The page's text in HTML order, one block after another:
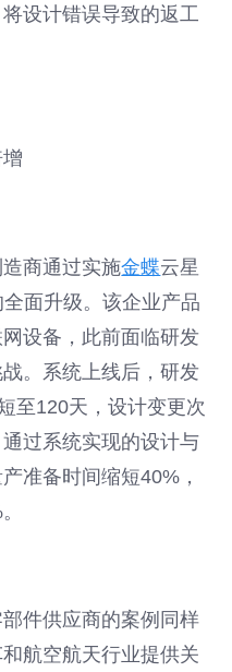
设计错误导致的返工
商通过实施金蝶云星
面升级。该企业产品
设备，此前面临研发
。系统上线后，研发
至120天，设计变更次
过系统实现的设计与
准备时间缩短40%，
件供应商的案例同样
航空航天行业提供关